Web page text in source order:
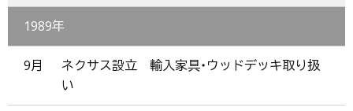
1989年
9月
ネクサス設立 輸入家具・ウッドデッキ取り扱
い